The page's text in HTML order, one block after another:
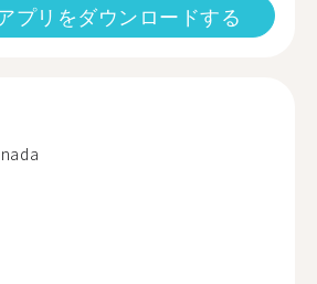
プリをダウンロードする